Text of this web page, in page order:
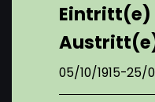
Eintritt(e)
05/10/1915-25/